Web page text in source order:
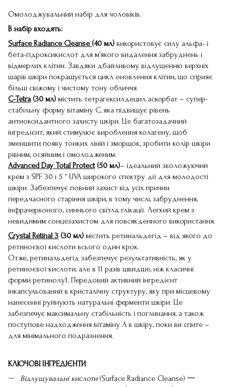
Омолоджувальний набір для чоловіків.
В набір входять:
Surface Radiance Cleanse (40 мл) використовує силу альфа- і
бета-гідроксикислот для м’якого видалення забруднень і
відмерлих клітин. Завдяки дбайливому відлущенню верхніх
шарів шкіри покращується цикл оновлення клітин, що сприяє
більш свіжому і чистому тону обличчя.
C-Tetra (30 мл) містить тетрагексилдецил аскорбат – супер-
стабільну форму вітаміну С, яка підвищує рівень
антиоксидантного захисту шкіри. Це багатозадачний
інгредієнт, який стимулює вироблення колагену, щоб
зменшити появу тонких ліній і зморщок, зробити колір шкіри
рівним, осяйним і омолодженим.
Advanced Day Total Protect(50 мл)– ідеальний зволожуючий
крем з SPF 30 і 5 * UVA широкого спектру дії для молодості
шкіри. Забезпечує повний захист від усіх причин
передчасного старіння шкіри, в тому числі, забруднення,
інфрачервоного, синнього світла, глікації. Легкий крем з
невидимим сонцезахистом для повсякденного використання.
Crystal Retinal 3 (30 мл) містить ретинальдегід – від якого до
ретиноєвої кислоти всього один крок.
Отже, ретинальдегід забезпечує результативність, як у
ретиноєвої кислоти, але в 11 разів швидше, ніж класичні
форми ретинолу1. Передовий активний інгредієнт
інкапсульований в кристалічну структуру, яку при місцевому
нанесенні руйнують натуральні ферменти шкіри. Це
забезпечує максимальну стабільність і поглинання, а також
поступове надходження вітаміну А в шкіру, поки ви спите –
для мінімального подразнення.
КЛЮЧОВІ ІНГРЕДІЄНТИ
Відлущувальні кислоти (Surface Radiance Cleanse) 一